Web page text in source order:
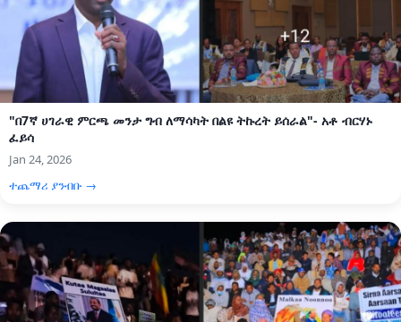
"በ7ኛ ሀገራዊ ምርጫ መንታ ግብ ለማሳካት በልዩ ትኩረት ይሰራል"- አቶ ብርሃኑ
ፈይሳ
Jan 24, 2026
ተጨማሪ ያንብቡ →